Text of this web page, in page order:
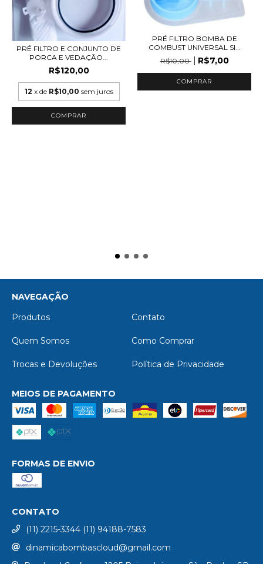
PRÉ FILTRO E CONJUNTO DE
PORCA E VEDAÇÃO...
R$120,00
12 x de R$10,00 sem juros
PRÉ FILTRO BOMBA DE
COMBUST UNIVERSAL SI...
R$10,00
R$7,00
NAVEGAÇÃO
Produtos
Contato
Quem Somos Como Comprar
Trocas e Devoluções Política de Privacidade
MEIOS DE PAGAMENTO
FORMAS DE ENVIO
CONTATO
(11) 2215-3344 (11) 94188-7583
dinamicabombascloud@gmail.com